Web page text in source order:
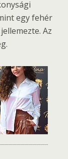
egy fehér
Az